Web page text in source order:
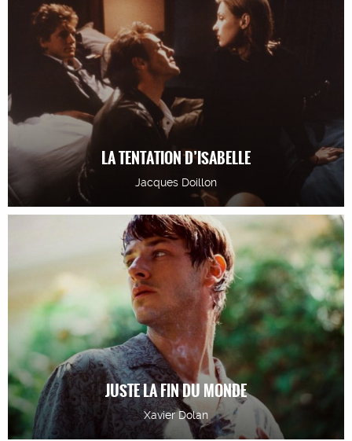
LA TENTATION D’ISABELLE
Jacques Doillon
JUSTE LA FIN DU MONDE
Xavier Dolan